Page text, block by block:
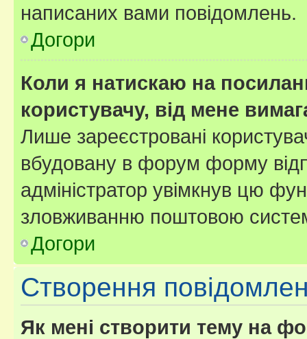
написаних вами повідомлень.
Догори
Коли я натискаю на
користувачу, від мене
Лише зареєстровані
вбудовану в форум форму
адміністратор увімкнув цю
зловживанню поштовою
Догори
Створення
Як мені створити тему на